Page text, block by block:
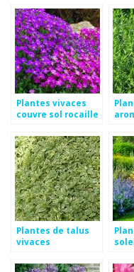
Plantes vivaces
couvre sol rocaille
Plantes de talus
vivaces